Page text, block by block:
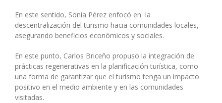
En este sentido, Sonia Pérez enfocó en la
descentralización del turismo hacia comunidades locales,
asegurando beneficios económicos y sociales.
En este punto, Carlos Briceño propuso la integración de
prácticas regenerativas en la planificación turística, como
una forma de garantizar que el turismo tenga un impacto
positivo en el medio ambiente y en las comunidades
visitadas.